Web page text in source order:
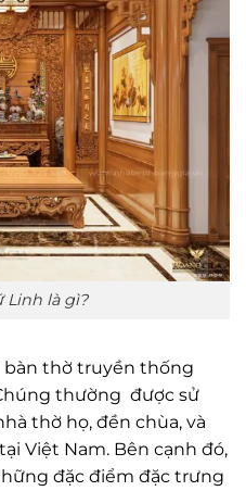
Linh là gì?
bàn thờ truyền thống
thường được sử
thờ họ, đền chùa, và
Việt Nam. Bên cạnh đó,
đặc điểm đặc trưng